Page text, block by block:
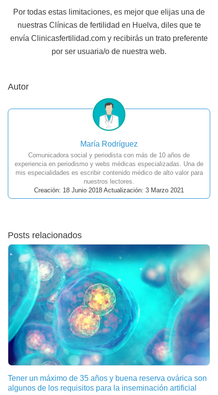
Por todas estas limitaciones, es mejor que elijas una de
nuestras Clínicas de fertilidad en Huelva, diles que te
envía Clinicasfertilidad.com y recibirás un trato preferente
por ser usuaria/o de nuestra web.
Autor
María Rodríguez
Comunicadora social y periodista con más de 10 años de
experiencia en periodismo y webs médicas especializadas. Una de
mis especialidades es escribir contenido médico de alto valor para
nuestros lectores.
Creación: 18 Junio 2018 Actualización: 3 Marzo 2021
Posts relacionados
Tener un máximo de 35 años y buena reserva ovárica son
algunos de los requisitos para la inseminación artificial